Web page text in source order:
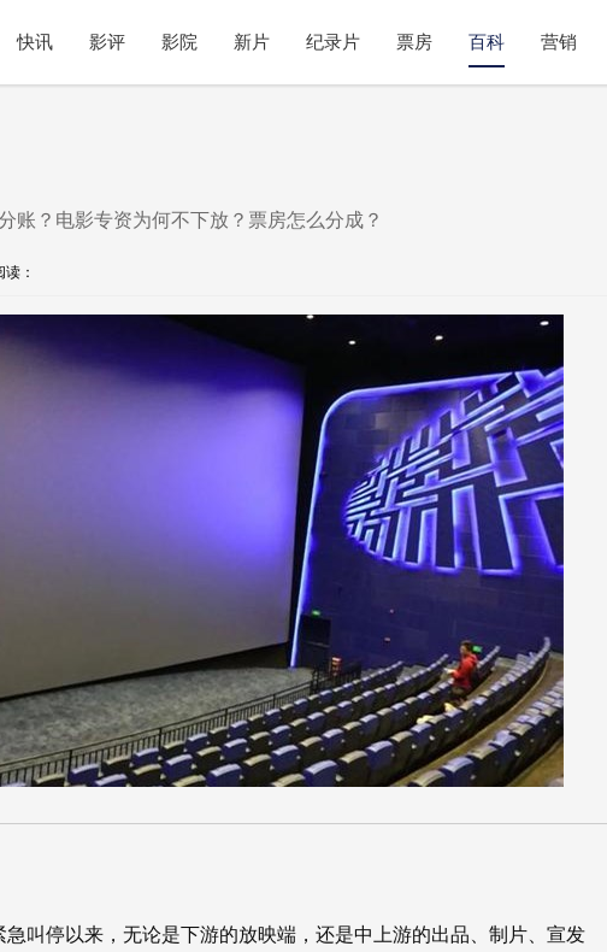
快讯 影评 影院 新片 纪录片 票房 百科 营销
账？电影专资为何不下放？票房怎么分成？
读：
急叫停以来，无论是下游的放映端，还是中上游的出品、制片、宣发